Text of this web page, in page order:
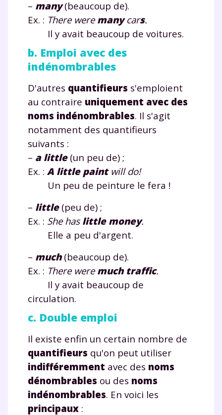
– many(beaucoup de).
Ex. : There were manycars.
Il y avait beaucoup de voitures.
b. Emploi avec des
indénombrables
D'autres quantifieurs s'emploient
au contraire uniquement avec des
noms indénombrables. Il s'agit
notamment des quantifieurs
suivants :
– a little(un peu de) ;
Ex. : A little paint will do!
Un peu de peinture le fera !
– little(peu de) ;
Ex. : She has little money.
Elle a peu d'argent.
– much(beaucoup de).
Ex. : There were much traffic.
Il y avait beaucoup de
circulation.
c. Double emploi
Il existe enfin un certain nombre de
quantifieurs qu'on peut utiliser
indifféremment avec des noms
dénombrables ou des noms
indénombrables. En voici les
principaux :